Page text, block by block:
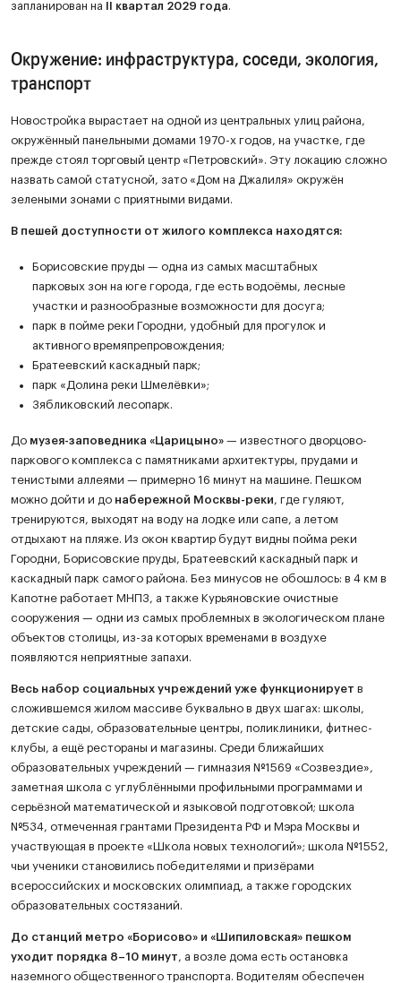
запланирован на II квартал 2029 года
Окружение: инфраструктура, соседи, экология,
транспорт
Новостройка вырастает на одной из центральных улиц района,
окружённый панельными домами 1970-х годов, на участке, где
прежде стоял торговый центр «Петровский». Эту локацию сложно
назвать самой статусной, зато «Дом на Джалиля» окружён
зелеными зонами с приятными видами.
В пешей доступности от жилого комплекса находятся:
Борисовские пруды — одна из самых масштабных
парковых зон на юге города, где есть водоёмы, лесные
участки и разнообразные возможности для досуга;
парк в пойме реки Городни, удобный для прогулок и
активного времяпрепровождения;
Братеевский каскадный парк;
парк «Долина реки Шмелёвки»;
Зябликовский лесопарк.
До музея-заповедника «Царицыно» — известного дворцово-
паркового комплекса с памятниками архитектуры, прудами и
тенистыми аллеями — примерно 16 минут на машине. Пешком
можно дойти и до набережной Москвы-реки , где гуляют,
тренируются, выходят на воду на лодке или сапе, а летом
отдыхают на пляже. Из окон квартир будут видны пойма реки
Городни, Борисовские пруды, Братеевский каскадный парк и
каскадный парк самого района. Без минусов не обошлось: в 4 км в
Капотне работает МНПЗ, а также Курьяновские очистные
сооружения — одни из самых проблемных в экологическом плане
объектов столицы, из-за которых временами в воздухе
появляются неприятные запахи.
Весь набор социальных учреждений уже функционирует в
сложившемся жилом массиве буквально в двух шагах: школы,
детские сады, образовательные центры, поликлиники, фитнес-
клубы, а ещё рестораны и магазины. Среди ближайших
образовательных учреждений — гимназия №1569 «Созвездие»,
заметная школа с углублёнными профильными программами и
серьёзной математической и языковой подготовкой; школа
№534, отмеченная грантами Президента РФ и Мэра Москвы и
участвующая в проекте «Школа новых технологий»; школа №1552,
чьи ученики становились победителями и призёрами
всероссийских и московских олимпиад, а также городских
образовательных состязаний.
До станций метро «Борисово» и «Шипиловская» пешком
уходит порядка 8–10 минут , а возле дома есть остановка
наземного общественного транспорта. Водителям обеспечен